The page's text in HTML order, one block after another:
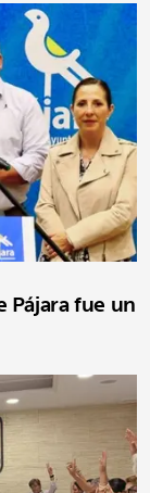
Pájara fue un